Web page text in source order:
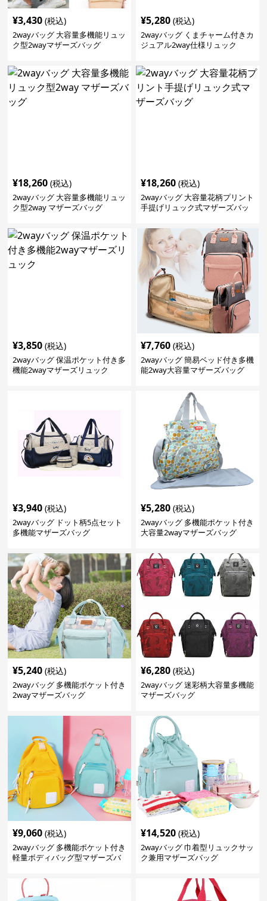
¥3,430 (税込)
2wayバッグ 大容量多機能リュッ
ク型2wayマザーズバッグ
¥5,280 (税込)
2wayバッグ くまチャーム付きカ
ジュアル2way仕様リュック
¥18,260 (税込)
2wayバッグ 大容量多機能リュッ
ク型2way マザーズバッグ
¥18,260 (税込)
2wayバッグ 大容量花柄プリント
手提げリュック式マザーズバッ
¥3,850 (税込)
2wayバッグ 保温ポケット付き多
機能2wayマザーズリュック
¥7,760 (税込)
2wayバッグ 簡易ベッド付き多機
能2way大容量マザーズバッグ
¥3,940 (税込)
2wayバッグ ドット柄5点セット
多機能マザーズバッグ
¥5,280 (税込)
2wayバッグ 多機能ポケット付き
大容量2wayマザーズバッグ
¥5,240 (税込)
2wayバッグ 多機能ポケット付き
2wayマザーズバッグ
¥6,280 (税込)
2wayバッグ 迷彩柄大容量多機能
マザーズバッグ
¥9,060 (税込)
2wayバッグ 多機能ポケット付き
軽量ボディバッグ型マザーズバ
¥14,520 (税込)
2wayバッグ 巾着型リュックサッ
ク兼用マザーズバッグ